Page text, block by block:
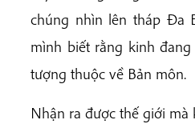
chúng nhìn lên tháp Đa
mình biết rằng kinh
tượng thuộc về Bản môn.
Nhận ra được thế giới mà